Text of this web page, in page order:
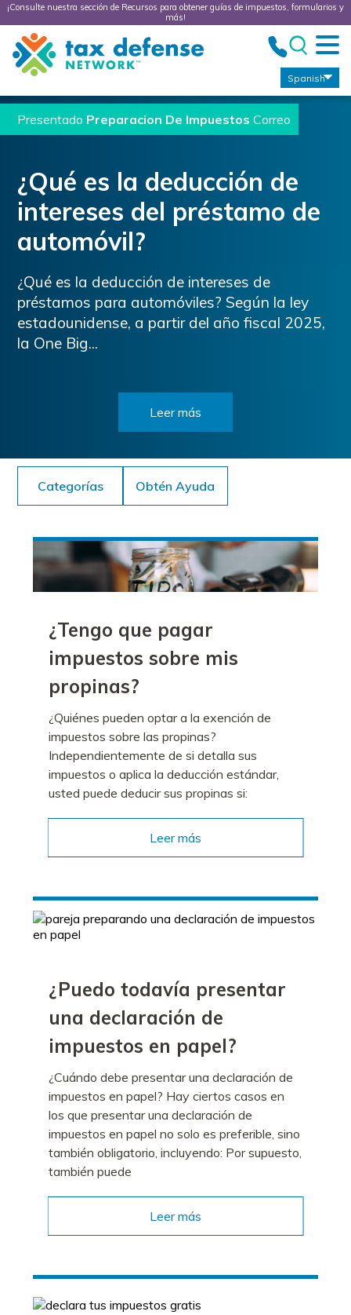
¡Consulte nuestra sección de Recursos para obtener guías de impuestos, formularios y
más!
Tax
Defense
Network
Spanish
Presentado Preparacion De Impuestos Correo
¿Qué es la deducción de
intereses del préstamo de
automóvil?
¿Qué es la deducción de intereses de
préstamos para automóviles? Según la ley
estadounidense, a partir del año fiscal 2025,
la One Big...
Leer más
Categorías Obtén Ayuda
¿Tengo que pagar
impuestos sobre mis
propinas?
¿Quiénes pueden optar a la exención de
impuestos sobre las propinas?
Independientemente de si detalla sus
impuestos o aplica la deducción estándar,
usted puede deducir sus propinas si:
Leer más
¿Puedo todavía presentar
una declaración de
impuestos en papel?
¿Cuándo debe presentar una declaración de
impuestos en papel? Hay ciertos casos en
los que presentar una declaración de
impuestos en papel no solo es preferible, sino
también obligatorio, incluyendo: Por supuesto,
también puede
Leer más